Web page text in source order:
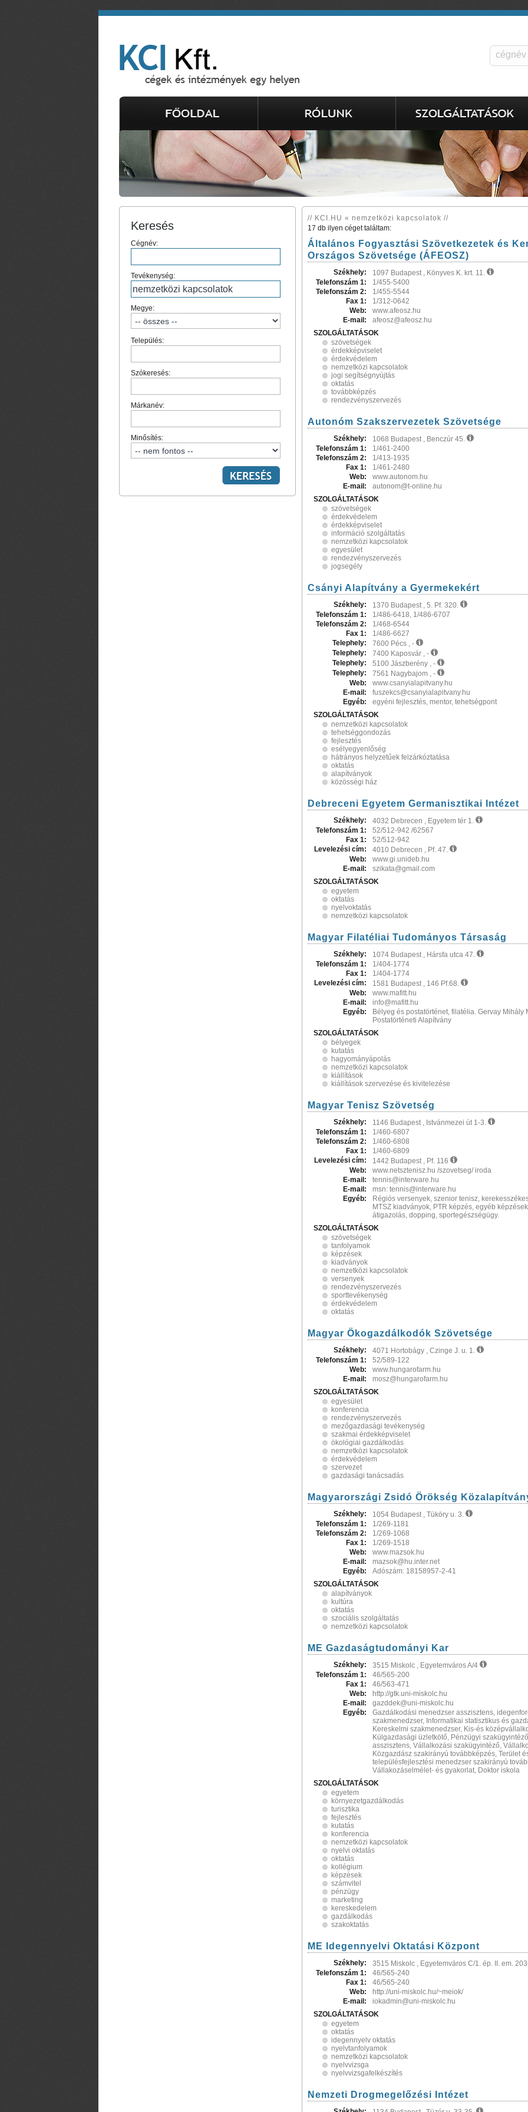
Keresés
Cégnév:
Tevékenység:
Megye:
Település:
Szókeresés:
Márkanév:
Minősítés:
// KCI.HU « nemzetközi kapcsolatok //
17 db ilyen céget találtam:
Általános Fogyasztási Szövetkezetek és
Országos Szövetsége (ÁFEOSZ)
Székhely:
1097 Budapest , Könyves K. krt. 11.
Telefonszám 1:
1/455-5400
Telefonszám 2:
1/455-5544
Fax 1:
1/312-0642
Web:
www.afeosz.hu
E-mail:
afeosz@afeosz.hu
SZOLGÁLTATÁSOK
szövetségek
érdekképviselet
érdekvédelem
nemzetközi kapcsolatok
jogi segítségnyújtás
oktatás
továbbképzés
rendezvényszervezés
Autonóm Szakszervezetek Szövetsége
Székhely:
1068 Budapest , Benczúr 45.
Telefonszám 1:
1/461-2400
Telefonszám 2:
1/413-1935
Fax 1:
1/461-2480
Web:
www.autonom.hu
E-mail:
autonom@t-online.hu
SZOLGÁLTATÁSOK
szövetségek
érdekvédelem
érdekképviselet
információ szolgáltatás
nemzetközi kapcsolatok
egyesület
rendezvényszervezés
jogsegély
Csányi Alapítvány a Gyermekekért
Székhely:
1370 Budapest , 5. Pf. 320.
Telefonszám 1:
1/486-6418, 1/486-6707
Telefonszám 2:
1/468-6544
Fax 1:
1/486-6627
Telephely:
7600 Pécs , -
Telephely:
7400 Kaposvár , -
Telephely:
5100 Jászberény , -
Telephely:
7561 Nagybajom , -
Web:
www.csanyialapitvany.hu
E-mail:
fuszekcs@csanyialapitvany.hu
Egyéb:
egyéni fejlesztés, mentor, tehetségpont
SZOLGÁLTATÁSOK
nemzetközi kapcsolatok
tehetséggondozás
fejlesztés
esélyegyenlőség
hátrányos helyzetűek felzárkóztatása
oktatás
alapítványok
közösségi ház
Debreceni Egyetem Germanisztikai Intézet
Székhely:
4032 Debrecen , Egyetem tér 1.
Telefonszám 1:
52/512-942 /62567
Fax 1:
52/512-942
Levelezési cím:
4010 Debrecen , Pf. 47.
Web:
www.gi.unideb.hu
E-mail:
szikata@gmail.com
SZOLGÁLTATÁSOK
egyetem
oktatás
nyelvoktatás
nemzetközi kapcsolatok
Magyar Filatéliai Tudományos Társaság
Székhely:
1074 Budapest , Hársfa utca 47.
Telefonszám 1:
1/404-1774
Fax 1:
1/404-1774
Levelezési cím:
1581 Budapest , 146 Pf.68.
Web:
www.mafitt.hu
E-mail:
info@mafitt.hu
Egyéb:
Bélyeg és postatörténet, filatélia. Gervay Mihály
Postatörténeti Alapítvány
SZOLGÁLTATÁSOK
bélyegek
kutatás
hagyományápolás
nemzetközi kapcsolatok
kiállítások
kiállítások szervezése és kivitelezése
Magyar Tenisz Szövetség
Székhely:
1146 Budapest , Istvánmezei út 1-3.
Telefonszám 1:
1/460-6807
Telefonszám 2:
1/460-6808
Fax 1:
1/460-6809
Levelezési cím:
1442 Budapest , Pf. 116
Web:
www.netsztenisz.hu /szovetseg/ iroda
E-mail:
tennis@interware.hu
E-mail:
msn: tennis@interware.hu
Egyéb:
Régiós versenyek, szenior tenisz,
MTSZ kiadványok, PTR képzés, egyéb
átigazolás, dopping, sportegészségügy.
SZOLGÁLTATÁSOK
szövetségek
tanfolyamok
képzések
kiadványok
nemzetközi kapcsolatok
versenyek
rendezvényszervezés
sporttevékenység
érdekvédelem
oktatás
Magyar Ökogazdálkodók Szövetsége
Székhely:
4071 Hortobágy , Czinge J. u. 1.
Telefonszám 1:
52/589-122
Web:
www.hungarofarm.hu
E-mail:
mosz@hungarofarm.hu
SZOLGÁLTATÁSOK
egyesület
konferencia
rendezvényszervezés
mezőgazdasági tevékenység
szakmai érdekképviselet
ökológiai gazdálkodás
nemzetközi kapcsolatok
érdekvédelem
szervezet
gazdasági tanácsadás
Magyarországi Zsidó Örökség
Székhely:
1054 Budapest , Tüköry u. 3.
Telefonszám 1:
1/269-1181
Telefonszám 2:
1/269-1068
Fax 1:
1/269-1518
Web:
www.mazsok.hu
E-mail:
mazsok@hu.inter.net
Egyéb:
Adószám: 18158957-2-41
SZOLGÁLTATÁSOK
alapítványok
kultúra
oktatás
szociális szolgáltatás
nemzetközi kapcsolatok
ME Gazdaságtudományi Kar
Székhely:
3515 Miskolc , Egyetemváros A/4
Telefonszám 1:
46/565-200
Fax 1:
46/563-471
Web:
http://gtk.uni-miskolc.hu
E-mail:
gazddek@uni-miskolc.hu
Egyéb:
Gazdálkodási menedzser asszisztens,
szakmenedzser, Informatikai statisztikus és
Kereskelmi szakmenedzser, Kis-és
Külgazdasági üzletkötő, Pénzügyi
asszisztens, Vállalkozási szakügyintéző,
Közgazdász szakirányú továbbképzés, Terület
településfejlesztési menedzser szakirányú
Vállakozáselmélet- és gyakorlat, Doktor iskola
SZOLGÁLTATÁSOK
egyetem
környezetgazdálkodás
turisztika
fejlesztés
kutatás
konferencia
nemzetközi kapcsolatok
nyelvi oktatás
oktatás
kollégium
képzések
számvitel
pénzügy
marketing
kereskedelem
gazdálkodás
szakoktatás
ME Idegennyelvi Oktatási Központ
Székhely:
3515 Miskolc , Egyetemváros C/1. ép. II. em.
Telefonszám 1:
46/565-240
Fax 1:
46/565-240
Web:
http://uni-miskolc.hu/~meiok/
E-mail:
iokadmin@uni-miskolc.hu
SZOLGÁLTATÁSOK
egyetem
oktatás
idegennyelv oktatás
nyelvtanfolyamok
nemzetközi kapcsolatok
nyelvvizsga
nyelvvizsgafelkészítés
Nemzeti Drogmegelőzési Intézet